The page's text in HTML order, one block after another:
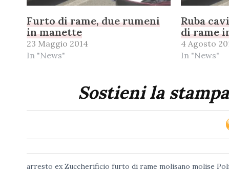
Furto di rame, due rumeni
in manette
23 Maggio 2014
In "News"
Ruba
di rame
4 Agosto
In "News"
Sostieni la
arresto ex Zuccherificio furto di rame molisano molise